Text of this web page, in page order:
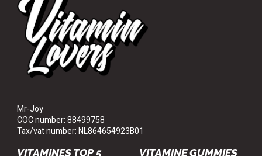
Mr-Joy
COC number: 88499758
Tax/vat number: NL864654923B01
VITAMINES TOP 5
VITAMINE GUMMIES